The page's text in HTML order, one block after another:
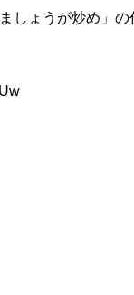
しょうが炒め」